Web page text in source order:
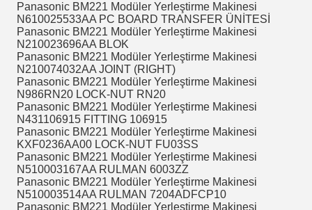
Panasonic BM221 Modüler Yerleştirme Makinesi
N610025533AA PC BOARD TRANSFER ÜNİTESİ
Panasonic BM221 Modüler Yerleştirme Makinesi
N210023696AA BLOK
Panasonic BM221 Modüler Yerleştirme Makinesi
N210074032AA JOINT (RIGHT)
Panasonic BM221 Modüler Yerleştirme Makinesi
N986RN20 LOCK-NUT RN20
Panasonic BM221 Modüler Yerleştirme Makinesi
N431106915 FITTING 106915
Panasonic BM221 Modüler Yerleştirme Makinesi
KXF0236AA00 LOCK-NUT FU03SS
Panasonic BM221 Modüler Yerleştirme Makinesi
N510003167AA RULMAN 6003ZZ
Panasonic BM221 Modüler Yerleştirme Makinesi
N510003514AA RULMAN 7204ADFCP10
Panasonic BM221 Modüler Yerleştirme Makinesi